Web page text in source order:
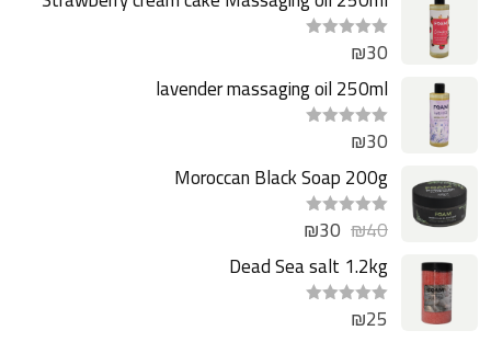
ت
م
ا
ل
ت
ق
ي
م
0
م
5
₪30
lavender massaging oil 250ml
ت
م
ل
ت
ق
ي
م
0
م
5
₪30
Moroccan Black Soap 200g
ت
م
ل
ت
ق
ي
₪40
₪30
Dead Sea salt 1.2kg
ت
م
₪25